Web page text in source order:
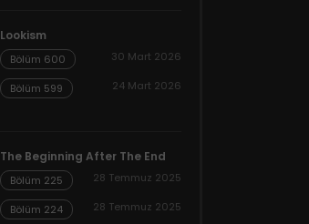
Lookism
Bölüm 600 30 Mart 2026
Bölüm 599 24 Mart 2026
The Beginning After The End
Bölüm 225 28 Temmuz 2025
Bölüm 224 28 Temmuz 2025